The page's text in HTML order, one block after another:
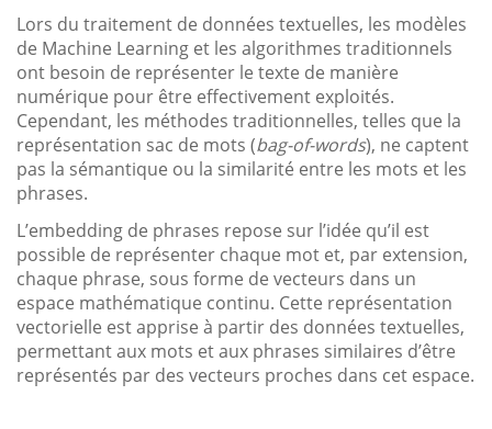
Lors du traitement de données textuelles, les modèles
de Machine Learning et les algorithmes traditionnels
ont besoin de représenter le texte de manière
numérique pour être effectivement exploités.
Cependant, les méthodes traditionnelles, telles que la
représentation sac de mots (bag-of-words), ne captent
pas la sémantique ou la similarité entre les mots et les
phrases.
L’embedding de phrases repose sur l’idée qu’il est
possible de représenter chaque mot et, par extension,
chaque phrase, sous forme de vecteurs dans un
espace mathématique continu. Cette représentation
vectorielle est apprise à partir des données textuelles,
permettant aux mots et aux phrases similaires d’être
représentés par des vecteurs proches dans cet espace.